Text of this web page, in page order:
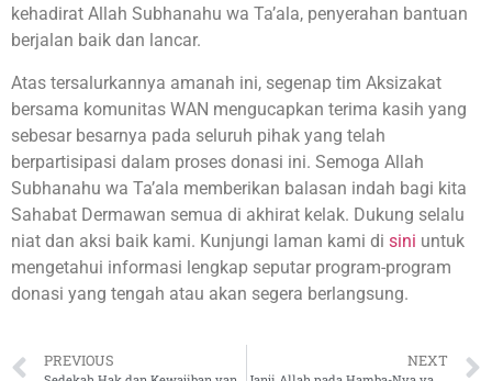
kehadirat Allah Subhanahu wa Ta’ala, penyerahan bantuan
berjalan baik dan lancar.
Atas tersalurkannya amanah ini, segenap tim Aksizakat
bersama komunitas WAN mengucapkan terima kasih yang
sebesar besarnya pada seluruh pihak yang telah
berpartisipasi dalam proses donasi ini. Semoga Allah
Subhanahu wa Ta’ala memberikan balasan indah bagi kita
Sahabat Dermawan semua di akhirat kelak. Dukung selalu
niat dan aksi baik kami. Kunjungi laman kami di sini untuk
mengetahui informasi lengkap seputar program-program
donasi yang tengah atau akan segera berlangsung.
PREVIOUS NEXT